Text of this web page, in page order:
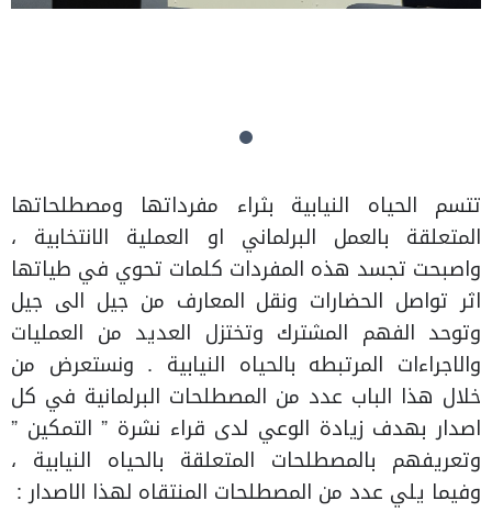
تتسم الحياه النيابية بثراء مفرداتها ومصطلحاتها
المتعلقة بالعمل البرلماني او العملية الانتخابية ،
واصبحت تجسد هذه المفردات كلمات تحوي في طياتها
اثر تواصل الحضارات ونقل المعارف من جيل الى جيل
وتوحد الفهم المشترك وتختزل العديد من العمليات
والاجراءات المرتبطه بالحياه النيابية . ونستعرض من
خلال هذا الباب عدد من المصطلحات البرلمانية في كل
اصدار بهدف زيادة الوعي لدى قراء نشرة ” التمكين ”
وتعريفهم بالمصطلحات المتعلقة بالحياه النيابية ،
وفيما يلي عدد من المصطلحات المنتقاه لهذا الاصدار :